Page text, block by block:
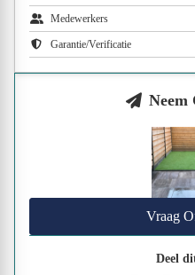
Medewerkers
Garantie/Verificatie
Neem
Vraag
Deel